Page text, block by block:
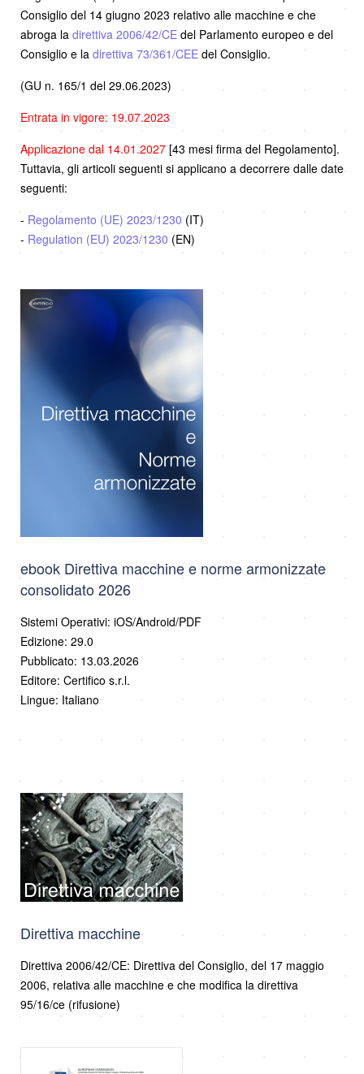
Consiglio del 14 giugno 2023 relativo alle macchine e che
abroga la direttiva 2006/42/CE del Parlamento europeo e del
Consiglio e la direttiva 73/361/CEE del Consiglio.
(GU n. 165/1 del 29.06.2023)
Entrata in vigore: 19.07.2023
Applicazione dal 14.01.2027 [43 mesi firma del Regolamento].
Tuttavia, gli articoli seguenti si applicano a decorrere dalle date
seguenti:
- Regolamento (UE) 2023/1230 (IT)
- Regulation (EU) 2023/1230 (EN)
ebook Direttiva macchine e norme armonizzate
consolidato 2026
Sistemi Operativi: iOS/Android/PDF
Edizione: 29.0
Pubblicato: 13.03.2026
Editore: Certifico s.r.l.
Lingue: Italiano
Direttiva macchine
Direttiva 2006/42/CE: Direttiva del Consiglio, del 17 maggio
2006, relativa alle macchine e che modifica la direttiva
95/16/ce (rifusione)